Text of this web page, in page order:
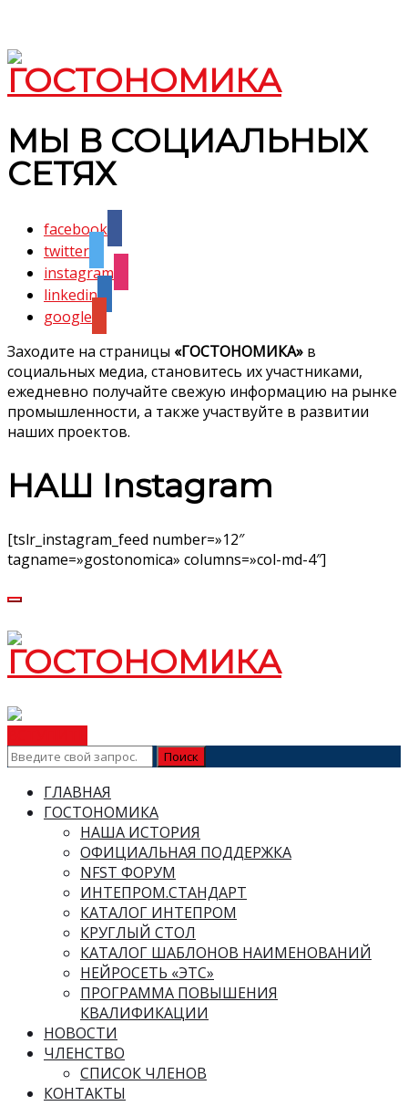
МЫ В СОЦИАЛЬНЫХ
СЕТЯХ
facebook
twitter
instagram
linkedin
google
Заходите на страницы «ГОСТОНОМИКА» в
социальных медиа, становитесь их участниками,
ежедневно получайте свежую информацию на рынке
промышленности, а также участвуйте в развитии
наших проектов.
НАШ Instagram
[tslr_instagram_feed number=»12″
tagname=»gostonomica» columns=»col-md-4″]
ГЛАВНАЯ
ГОСТОНОМИКА
НАША ИСТОРИЯ
ОФИЦИАЛЬНАЯ ПОДДЕРЖКА
NFST ФОРУМ
ИНТЕПРОМ.СТАНДАРТ
КАТАЛОГ ИНТЕПРОМ
КРУГЛЫЙ СТОЛ
КАТАЛОГ ШАБЛОНОВ НАИМЕНОВАНИЙ
НЕЙРОСЕТЬ «ЭТС»
ПРОГРАММА ПОВЫШЕНИЯ
КВАЛИФИКАЦИИ
НОВОСТИ
ЧЛЕНСТВО
СПИСОК ЧЛЕНОВ
КОНТАКТЫ